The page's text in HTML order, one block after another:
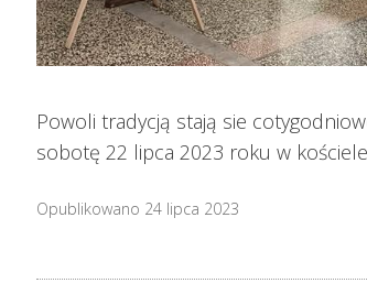
Powoli tradycją stają sie
sobotę 22 lipca 2023 roku w
Opublikowano 24 lipca 2023